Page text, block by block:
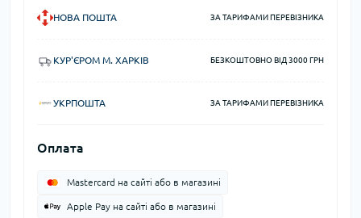
НОВА ПОШТА ЗА ТАРИФАМИ ПЕРЕВІЗНИКА
КУР'ЄРОМ М. ХАРКІВ БЕЗКОШТОВНО ВІД 3000 ГРН
УКРПОШТА ЗА ТАРИФАМИ ПЕРЕВІЗНИКА
Оплата
Mastercard на сайті або в магазині
Apple Pay на сайті або в магазині